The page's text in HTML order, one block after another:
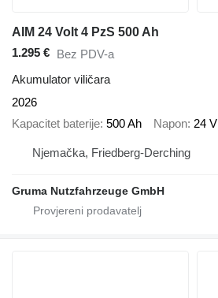
AIM 24 Volt 4 PzS 500 Ah
1.295 € Bez PDV-a
Akumulator viličara
2026
Kapacitet baterije 500 Ah Napon 24 V
Njemačka, Friedberg-Derching
Gruma Nutzfahrzeuge GmbH